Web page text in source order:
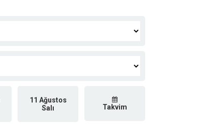
11 Ağustos
Salı
Takvim